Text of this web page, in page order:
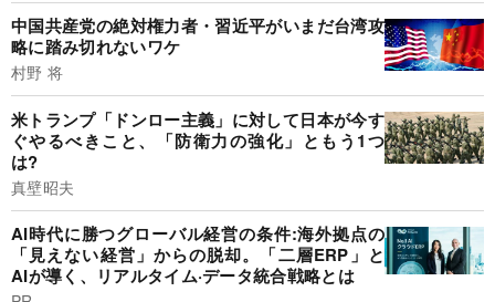
中国共産党の絶対権力者・習近平がいまだ台湾攻
略に踏み切れないワケ
村野 将
米トランプ「ドンロー主義」に対して日本が今す
ぐやるべきこと、「防衛力の強化」ともう1つ
は?
真壁昭夫
AI時代に勝つグローバル経営の条件:海外拠点の
「見えない経営」からの脱却。「二層ERP」と
AIが導く、リアルタイム·データ統合戦略とは